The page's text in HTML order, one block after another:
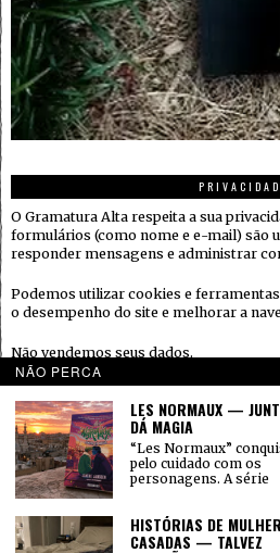
O Gramatura Alta respeita a sua
formulários (como nome e e-mail) são
responder mensagens e administrar
Podemos utilizar cookies e
o desempenho do site e melhorar a
Não vendemos seus dados.
Quando houver serviços de terceiros
sociais), eles podem coletar
políticas.
NÃO PERCA
LES NORMAUX —
DÁ MAGIA
“Les Normaux”
pelo cuidado com os
personagens. A série
HISTÓRIAS DE
CASADAS — TALVEZ